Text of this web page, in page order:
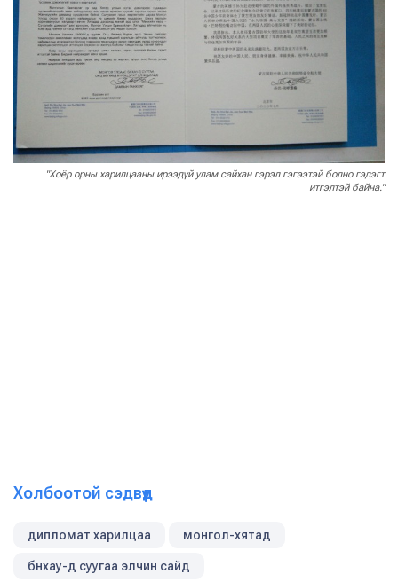
"Хоёр орны харилцааны ирээдүй улам сайхан гэрэл гэгээтэй болно гэдэгт
итгэлтэй байна."
Холбоотой сэдвүүд
дипломат харилцаа монгол-хятад
бнхау-д суугаа элчин сайд